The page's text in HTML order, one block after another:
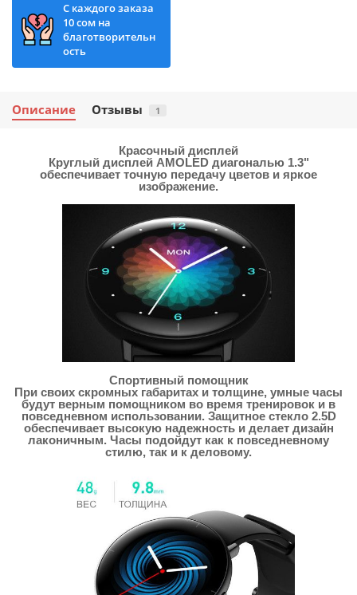
С каждого заказа
10 сом на
благотворительн
ость
Описание Отзывы 1
Красочный дисплей
Круглый дисплей AMOLED диагональю 1.3"
обеспечивает точную передачу цветов и яркое
изображение.
Спортивный помощник
При своих скромных габаритах и толщине, умные часы
будут верным помощником во время тренировок и в
повседневном использовании. Защитное стекло 2.5D
обеспечивает высокую надежность и делает дизайн
лаконичным. Часы подойдут как к повседневному
стилю, так и к деловому.